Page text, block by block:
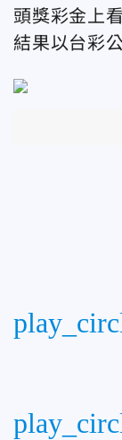
頭獎彩金上
結果以台彩